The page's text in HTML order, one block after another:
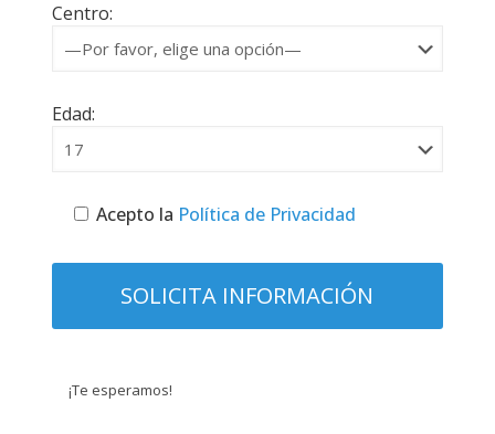
Centro:
Edad:
Acepto la Política de Privacidad
¡Te esperamos!